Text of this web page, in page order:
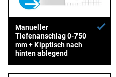
Manueller
Tiefenanschlag 0-750
mm + Kipptisch nach
hinten ablegend